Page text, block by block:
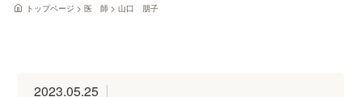
トップページ 医 師 山口 朋子
2023.05.25